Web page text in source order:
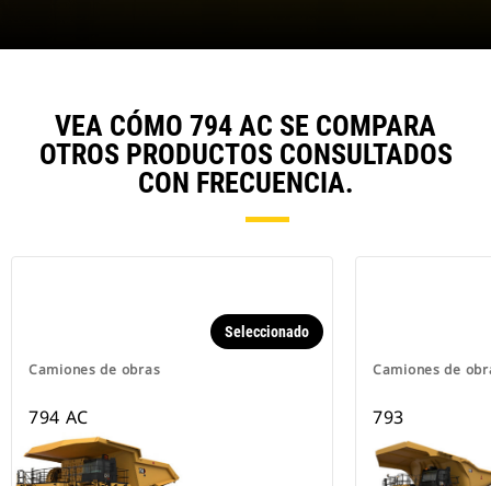
VEA CÓMO 794 AC SE COMPARA
OTROS PRODUCTOS CONSULTADOS
CON FRECUENCIA.
Camiones de obras
Seleccionado
794 AC
Camiones de
793